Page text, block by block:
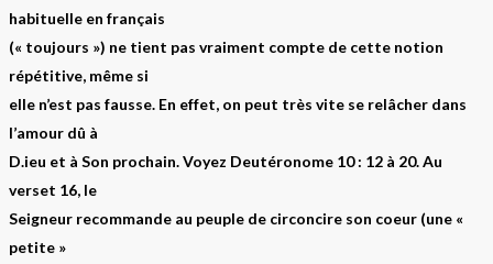
habituelle en français
(« toujours ») ne tient pas vraiment compte de cette notion
répétitive, même si
elle n’est pas fausse. En effet, on peut très vite se relâcher dans
l’amour dû à
D.ieu et à Son prochain. Voyez Deutéronome 10 : 12 à 20. Au
verset 16, le
Seigneur recommande au peuple de circoncire son coeur (une «
petite »